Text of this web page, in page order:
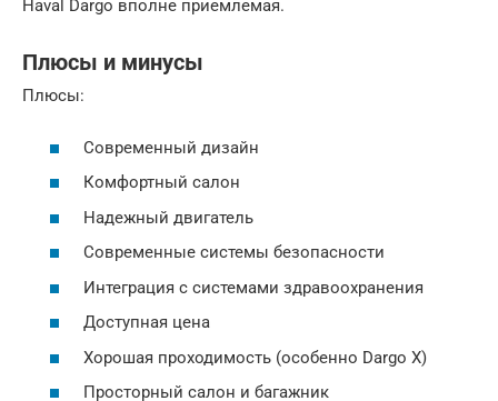
Haval Dargo вполне приемлемая.
Плюсы и минусы
Плюсы:
Современный дизайн
Комфортный салон
Надежный двигатель
Современные системы безопасности
Интеграция с системами здравоохранения
Доступная цена
Хорошая проходимость (особенно Dargo X)
Просторный салон и багажник